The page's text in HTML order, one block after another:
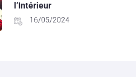
l’Intérieur
16/05/2024